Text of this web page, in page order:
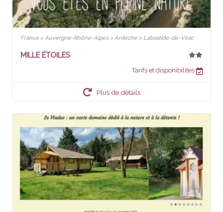
France > Auvergne-Rhône-Alpes > Ardèche > Labastide-de-Virac
MILLE ÉTOILES
Tarifs et disponibilités
Plus de détails